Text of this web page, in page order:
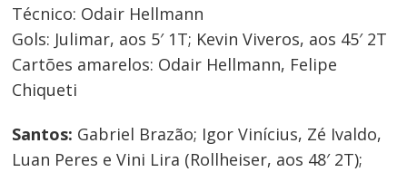
Técnico: Odair Hellmann
Gols: Julimar, aos 5′ 1T; Kevin Viveros, aos 45′ 2T
Cartões amarelos: Odair Hellmann, Felipe
Chiqueti
Santos: Gabriel Brazão; Igor Vinícius, Zé Ivaldo,
Luan Peres e Vini Lira (Rollheiser, aos 48′ 2T);